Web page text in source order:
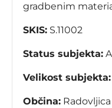
gradbenim
SKIS: S.11002
Status subjekta:
Velikost subjekta:
Občina: Radovljica